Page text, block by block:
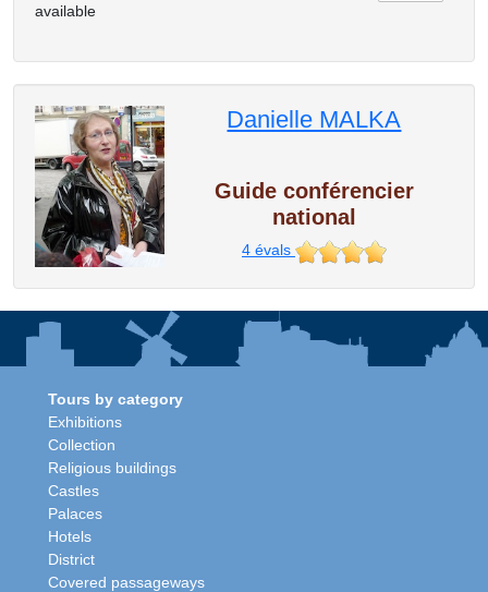
available
Danielle MALKA
Guide conférencier
national
4évals
Tours by category
Exhibitions
Collection
Religious buildings
Castles
Palaces
Hotels
District
Covered passageways